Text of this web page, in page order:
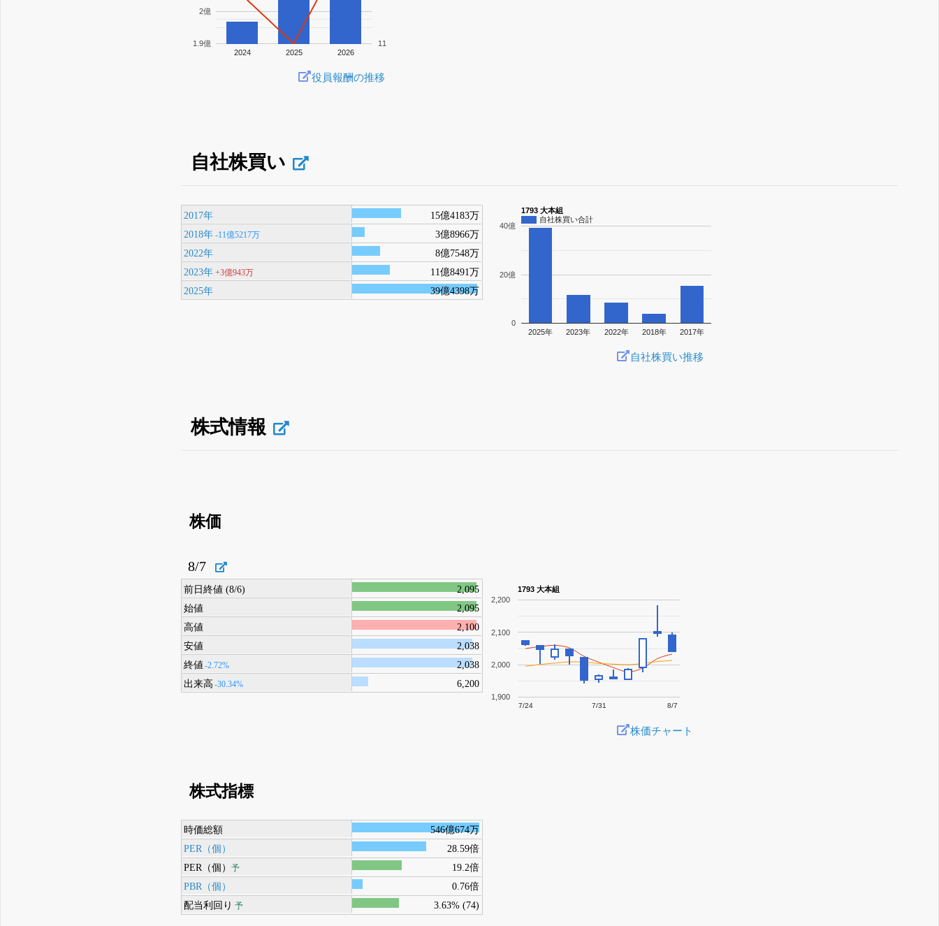
2024 2025 2026
1.9億
2億
11
役員報酬の推移
自社株買い
2017年
15億4183万
2018年 -11億5217万
3億8966万
2022年
8億7548万
2023年 +3億943万
11億8491万
2025年
39億4398万
1793 大本組
自社株買い合計
2025年 2023年 2022年 2018年 2017年
0
20億
40億
自社株買い推移
株式情報
株価
8/7
前日終値 (8/6)
2,095
始値
2,095
高値
2,100
安値
2,038
終値 -2.72%
2,038
出来高 -30.34% 6,200
1793 大本組
7/24 7/31 8/7
1,900
2,000
2,100
2,200
株価チャート
株式指標
時価総額
546億674万
PER（個）
28.59倍
PER（個）予
19.2倍
PBR（個）
0.76倍
配当利回り 予 3.63% (74)